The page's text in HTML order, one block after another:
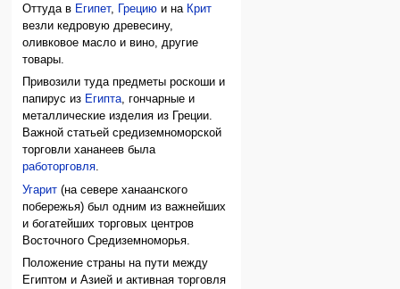
Оттуда в Египет, Грецию и на Крит
везли кедровую древесину,
оливковое масло и вино, другие
товары.
Привозили туда предметы роскоши и
папирус из Египта, гончарные и
металлические изделия из Греции.
Важной статьей средиземноморской
торговли хананеев была
работорговля.
Угарит (на севере ханаанского
побережья) был одним из важнейших
и богатейших торговых центров
Восточного Средиземноморья.
Положение страны на пути между
Египтом и Азией и активная торговля